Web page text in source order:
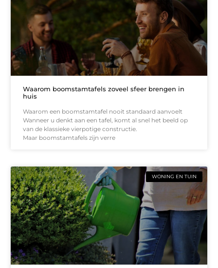
Waarom boomstamtafels zoveel sfeer brengen in
huis
Waarom een boomstamtafel nooit standaard aanvoelt
Wanneer u denkt aan een tafel, komt al snel het beeld op
van de klassieke vierpotige constructie.
Maar boomstamtafels zijn verre
WONING EN TUIN